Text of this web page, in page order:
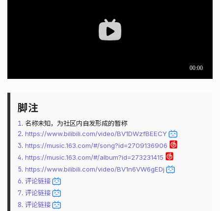
1. 名称未知，为社区内自发形成的暂称
2. https://www.bilibili.com/video/BV1DWzfBEECY
3. https://music.163.com/#/song?id=2709136906
4. https://music.163.com/#/album?id=273231415
5. https://www.bilibili.com/video/BV1n6VW6gEDj
6. 评论链接
7. 评论链接
8. 评论链接